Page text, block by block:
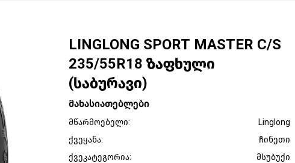
LINGLONG SPORT MASTER C/S
235/55R18 ზაფხული
(საბურავი)
მახასიათებლები
მწარმოებელი:
Linglong
ქვეყანა:
ჩინეთი
ქვეკატეგორია:
მსუბუქი